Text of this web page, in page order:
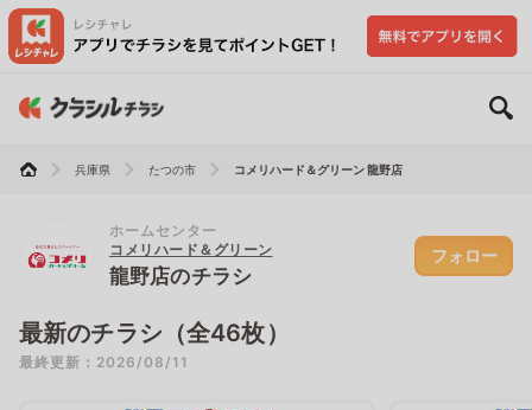
兵庫県 たつの市 コメリハード＆グリーン 龍野店
ホームセンター
コメリハード＆グリーン
龍野店のチラシ
フォロー
最新のチラシ（全46枚）
最終更新：2026/08/11